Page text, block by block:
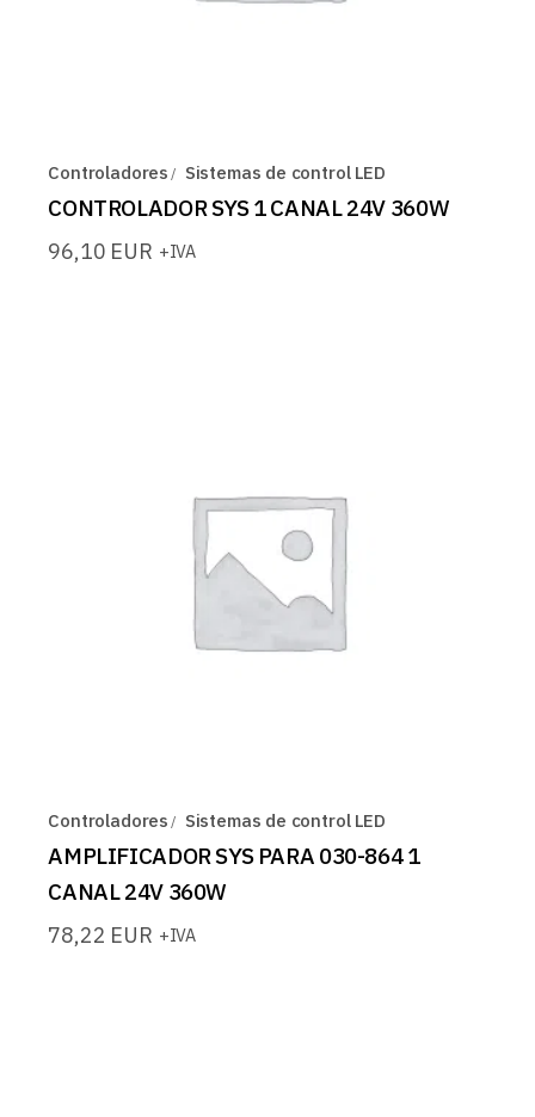
Controladores Sistemas de control LED
CONTROLADOR SYS 1 CANAL 24V 360W
96,10 EUR +IVA
Controladores Sistemas de control LED
AMPLIFICADOR SYS PARA 030-864 1
CANAL 24V 360W
78,22 EUR +IVA